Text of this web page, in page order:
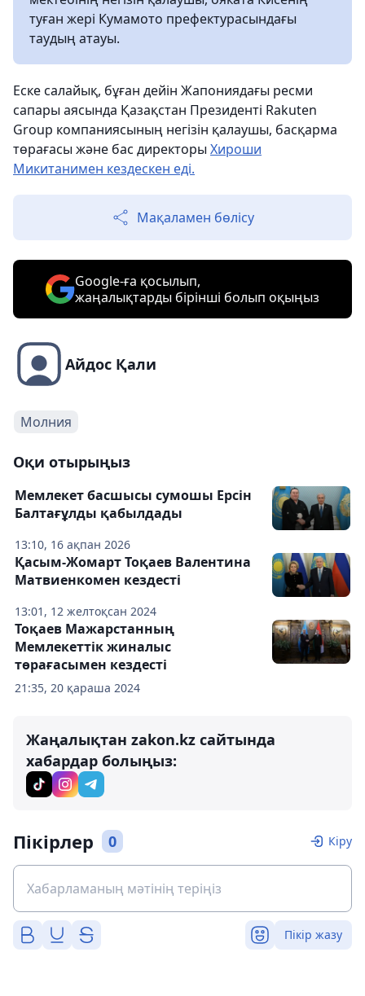
туған жері Кумамото префектурасындағы
таудың атауы.
Еске салайық, бұған дейін Жапониядағы ресми
сапары аясында Қазақстан Президенті Rakuten
Group компаниясының негізін қалаушы, басқарма
төрағасы және бас директоры Хироши
Микитанимен кездескен еді.
Мақаламен бөлісу
Google-ға қосылып,
жаңалықтарды бірінші болып оқыңыз
Айдос Қали
Молния
Оқи отырыңыз
13:10, 16 ақпан 2026
Мемлекет басшысы сумошы Ерсін
Балтағұлды қабылдады
13:01, 12 желтоқсан 2024
Қасым-Жомарт Тоқаев Валентина
Матвиенкомен кездесті
21:35, 20 қараша 2024
Тоқаев Мажарстанның
Мемлекеттік жиналыс
төрағасымен кездесті
Жаңалықтан zakon.kz сайтында
хабардар болыңыз:
Пікірлер 0 Кіру
Пікір жазу